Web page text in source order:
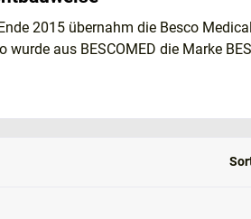
2015 übernahm die Besco Medical
aus BESCOMED die Marke